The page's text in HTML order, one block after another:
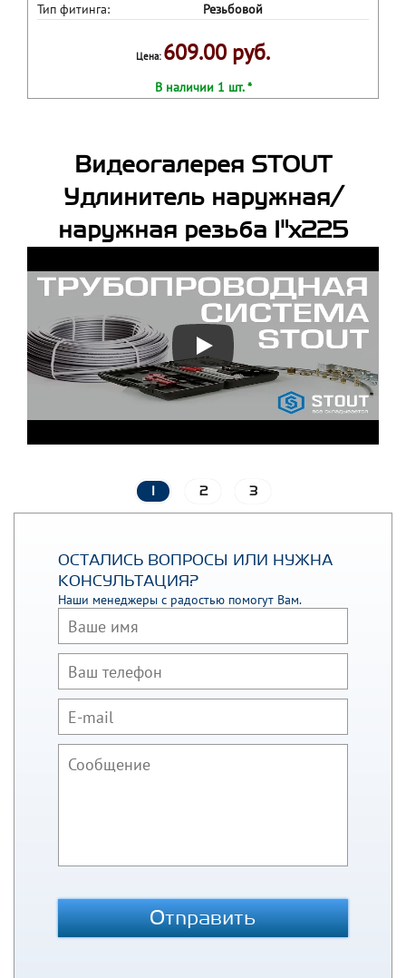
Тип фитинга:
Резьбовой
Цена: 609.00 руб.
В наличии 1 шт. *
Видеогалерея STOUT
Удлинитель наружная/
наружная резьба 1"x225
2 3
ОСТАЛИСЬ ВОПРОСЫ ИЛИ НУЖНА
КОНСУЛЬТАЦИЯ?
Наши менеджеры с радостью помогут Вам.
Отправить